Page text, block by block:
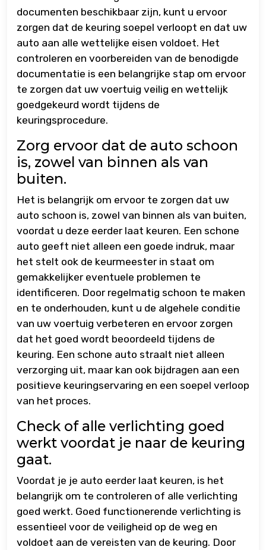
documenten beschikbaar zijn, kunt u ervoor
zorgen dat de keuring soepel verloopt en dat uw
auto aan alle wettelijke eisen voldoet. Het
controleren en voorbereiden van de benodigde
documentatie is een belangrijke stap om ervoor
te zorgen dat uw voertuig veilig en wettelijk
goedgekeurd wordt tijdens de
keuringsprocedure.
Zorg ervoor dat de auto schoon
is, zowel van binnen als van
buiten.
Het is belangrijk om ervoor te zorgen dat uw
auto schoon is, zowel van binnen als van buiten,
voordat u deze eerder laat keuren. Een schone
auto geeft niet alleen een goede indruk, maar
het stelt ook de keurmeester in staat om
gemakkelijker eventuele problemen te
identificeren. Door regelmatig schoon te maken
en te onderhouden, kunt u de algehele conditie
van uw voertuig verbeteren en ervoor zorgen
dat het goed wordt beoordeeld tijdens de
keuring. Een schone auto straalt niet alleen
verzorging uit, maar kan ook bijdragen aan een
positieve keuringservaring en een soepel verloop
van het proces.
Check of alle verlichting goed
werkt voordat je naar de keuring
gaat.
Voordat je je auto eerder laat keuren, is het
belangrijk om te controleren of alle verlichting
goed werkt. Goed functionerende verlichting is
essentieel voor de veiligheid op de weg en
voldoet aan de vereisten van de keuring. Door